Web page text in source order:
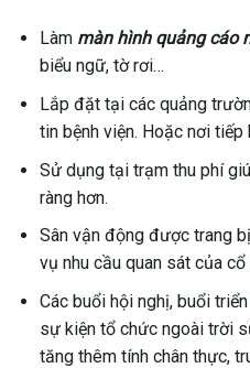
Làm màn hình quảng cáo
biểu ngữ, tờ rơi…
Lắp đặt tại các quảng
tin bệnh viện. Hoặc nơi tiếp
Sử dụng tại trạm thu phí
ràng hơn.
Sân vận động được trang
vụ nhu cầu quan sát của
Các buổi hội nghị, buổi
sự kiện tổ chức ngoài trời
tăng thêm tính chân thực,